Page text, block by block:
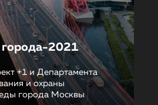
города-2021
+1 и Департамента
и охраны
города Москвы